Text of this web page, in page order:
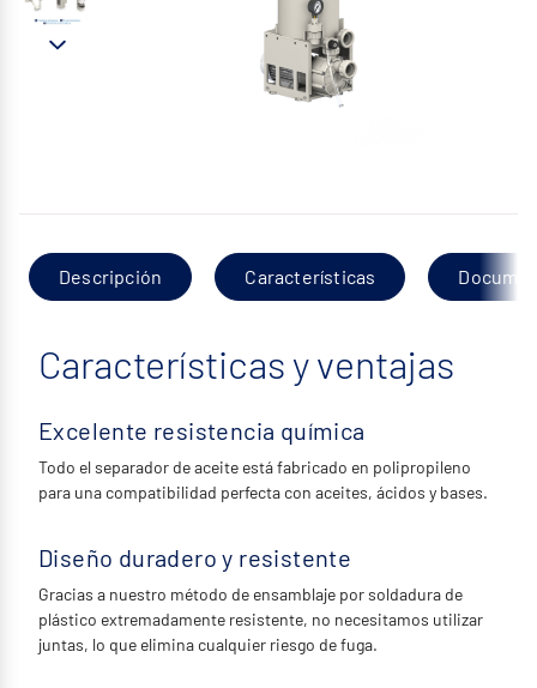
Descripción Características
Características y ventajas
Excelente resistencia química
Todo el separador de aceite está fabricado en polipropileno
para una compatibilidad perfecta con aceites, ácidos y bases.
Diseño duradero y resistente
Gracias a nuestro método de ensamblaje por soldadura de
plástico extremadamente resistente, no necesitamos utilizar
juntas, lo que elimina cualquier riesgo de fuga.